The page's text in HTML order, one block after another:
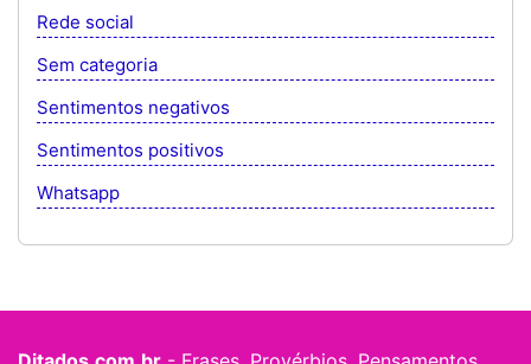
Rede social
Sem categoria
Sentimentos negativos
Sentimentos positivos
Whatsapp